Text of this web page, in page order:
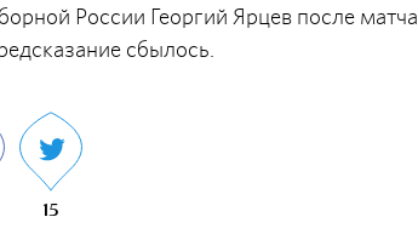
России Георгий Ярцев после матча
сбылось.
15